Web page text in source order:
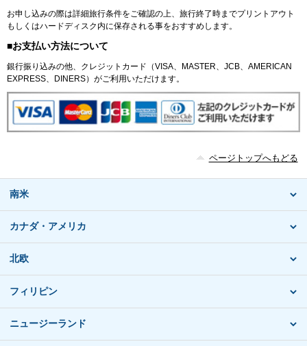
お申し込みの際は詳細旅行条件をご確認の上、旅行終了時までプリントアウト
もしくはハードディスク内に保存される事をおすすめします。
■お支払い方法について
銀行振り込みの他、クレジットカード（VISA、MASTER、JCB、AMERICAN
EXPRESS、DINERS）がご利用いただけます。
ページトップへもどる
南米
カナダ・アメリカ
北欧
フィリピン
ニュージーランド